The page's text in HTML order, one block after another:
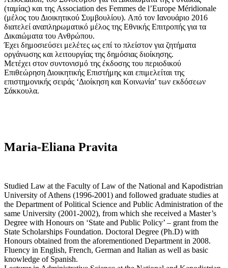
(ταμίας) και της Association des Femmes de l’Europe Méridionale
(μέλος του Διοικητικού Συμβουλίου). Από τον Ιανουάριο 2016
διατελεί αναπληρωματικό μέλος της Εθνικής Επιτροπής για τα
Δικαιώματα του Ανθρώπου.
Έχει δημοσιεύσει μελέτες ως επί το πλείστον για ζητήματα
οργάνωσης και λειτουργίας της δημόσιας διοίκησης.
Μετέχει στον συντονισμό της έκδοσης του περιοδικού
Επιθεώρηση Διοικητικής Επιστήμης και επιμελείται της
επιστημονικής σειράς ‘Διοίκηση και Κοινωνία’ των εκδόσεων
Σάκκουλα.
Maria-Eliana Pravita
Studied Law at the Faculty of Law of the National and Kapodistrian
University of Athens (1996-2001) and followed graduate studies at
the Department of Political Science and Public Administration of the
same University (2001-2002), from which she received a Master’s
Degree with Honours on ‘State and Public Policy’ – grant from the
State Scholarships Foundation. Doctoral Degree (Ph.D) with
Honours obtained from the aforementioned Department in 2008.
Fluency in English, French, German and Italian as well as basic
knowledge of Spanish.